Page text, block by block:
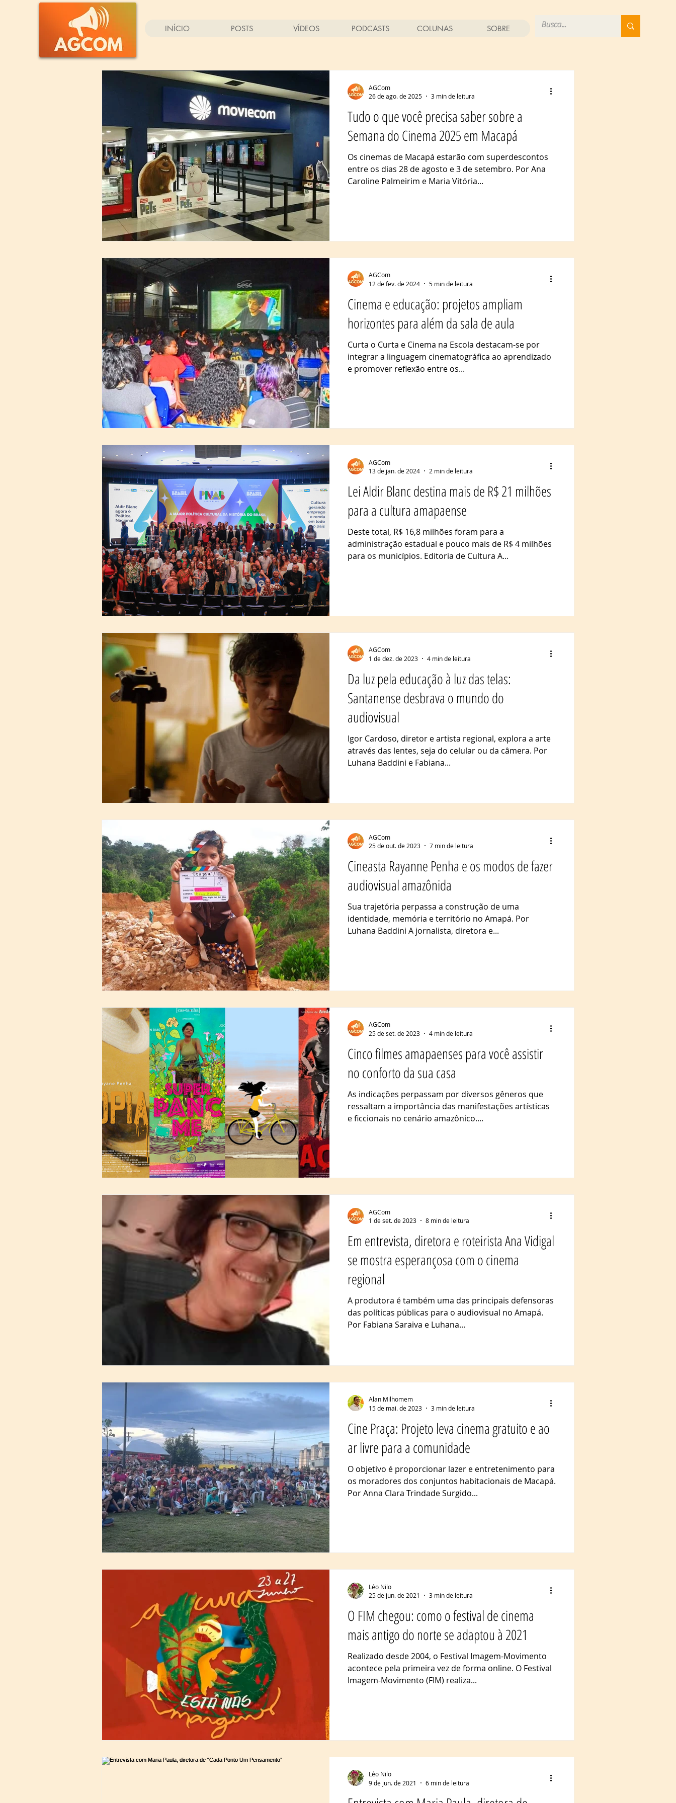
INÍCIO POSTS VÍDEOS PODCASTS COLUNAS SOBRE
Tudo o que você precisa saber sobre a
Semana do Cinema 2025 em Macapá
Os cinemas de Macapá estarão com superdescontos
entre os dias 28 de agosto e 3 de setembro. Por Ana
Caroline Palmeirim e Maria Vitória...
AGCom
26 de ago. de 2025
3 min de leitura
Cinema e educação: projetos ampliam
horizontes para além da sala de aula
Curta o Curta e Cinema na Escola destacam-se por
integrar a linguagem cinematográfica ao aprendizado
e promover reflexão entre os...
AGCom
12 de fev. de 2024
5 min de leitura
Lei Aldir Blanc destina mais de R$ 21 milhões
para a cultura amapaense
Deste total, R$ 16,8 milhões foram para a
administração estadual e pouco mais de R$ 4 milhões
para os municípios. Editoria de Cultura A...
AGCom
13 de jan. de 2024
2 min de leitura
Da luz pela educação à luz das telas:
Santanense desbrava o mundo do
audiovisual
Igor Cardoso, diretor e artista regional, explora a arte
através das lentes, seja do celular ou da câmera. Por
Luhana Baddini e Fabiana...
AGCom
1 de dez. de 2023
4 min de leitura
Cineasta Rayanne Penha e os modos de fazer
audiovisual amazônida
Sua trajetória perpassa a construção de uma
identidade, memória e território no Amapá. Por
Luhana Baddini A jornalista, diretora e...
AGCom
25 de out. de 2023
7 min de leitura
Cinco filmes amapaenses para você assistir
no conforto da sua casa
As indicações perpassam por diversos gêneros que
ressaltam a importância das manifestações artísticas
e ficcionais no cenário amazônico....
AGCom
25 de set. de 2023
4 min de leitura
Em entrevista, diretora e roteirista Ana Vidigal
se mostra esperançosa com o cinema
regional
A produtora é também uma das principais defensoras
das políticas públicas para o audiovisual no Amapá.
Por Fabiana Saraiva e Luhana...
AGCom
1 de set. de 2023
8 min de leitura
Cine Praça: Projeto leva cinema gratuito e ao
ar livre para a comunidade
O objetivo é proporcionar lazer e entretenimento para
os moradores dos conjuntos habitacionais de Macapá.
Por Anna Clara Trindade Surgido...
Alan Milhomem
15 de mai. de 2023
3 min de leitura
O FIM chegou: como o festival de cinema
mais antigo do norte se adaptou à 2021
Realizado desde 2004, o Festival Imagem-Movimento
acontece pela primeira vez de forma online. O Festival
Imagem-Movimento (FIM) realiza...
Léo Nilo
25 de jun. de 2021
3 min de leitura
Léo Nilo
9 de jun. de 2021
6 min de leitura